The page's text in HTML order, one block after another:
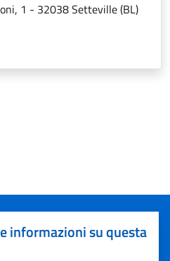
1 - 32038 Setteville (BL)
informazioni su questa